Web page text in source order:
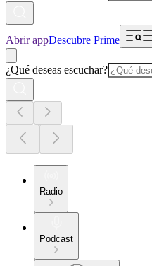
Abrir appDescubre Prime
¿Qué deseas escuchar?
Radio
Podcast